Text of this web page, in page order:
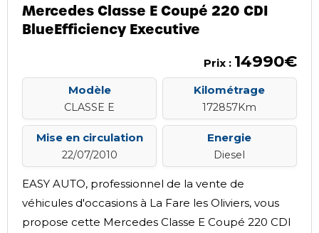
Mercedes Classe E Coupé 220 CDI
BlueEfficiency Executive
Prix : 14990€
Modèle
CLASSE E
Kilométrage
172857Km
Mise en circulation
22/07/2010
Energie
Diesel
EASY AUTO, professionnel de la vente de
véhicules d'occasions à La Fare les Oliviers, vous
propose cette Mercedes Classe E Coupé 220 CDI